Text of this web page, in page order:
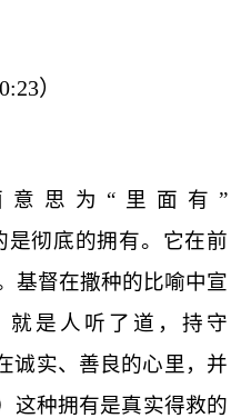
）
意思为“里面有”
是彻底的拥有。它在前
基督在撒种的比喻中宣
就是人听了道，持守
诚实、善良的心里，并
这种拥有是真实得救的